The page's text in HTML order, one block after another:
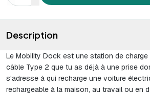
Description
Le Mobility Dock est une station de charge
câble Type 2 que tu as déjà à une prise
s'adresse à qui recharge une voiture
rechargeable à la maison, au travail ou en